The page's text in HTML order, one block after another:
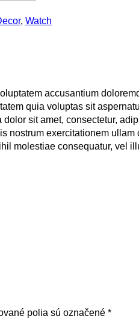
, Watch
accusantium
quia voluptas sit
sit amet, consectetur,
nostrum exercitationem
molestiae consequatur, vel
polia sú označené *